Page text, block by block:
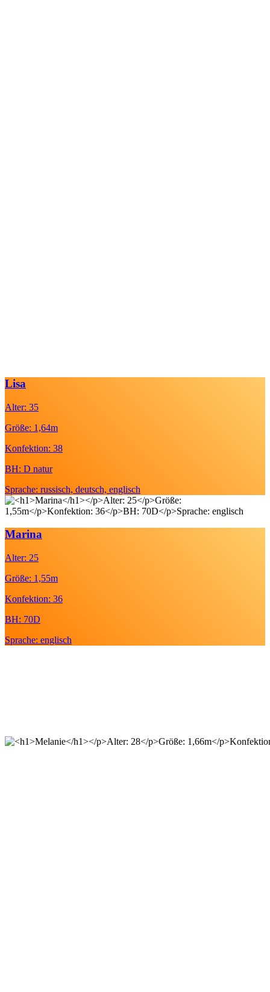
Lisa
Alter: 35
Größe: 1,64m
Konfektion: 38
BH: D natur
Sprache: russisch, deutsch, englisch
Marina
Alter: 25
Größe: 1,55m
Konfektion: 36
BH: 70D
Sprache: englisch